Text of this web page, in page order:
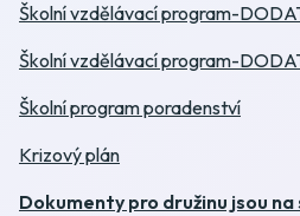
Školní vzdělávací program-
Školní vzdělávací program-
Školní program poradenství
Krizový plán
Dokumenty pro družinu jsou